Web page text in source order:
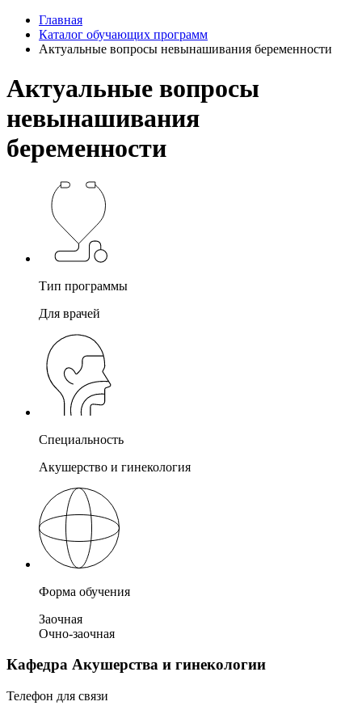
Главная
Каталог обучающих программ
Актуальные вопросы невынашивания беременности
Актуальные вопросы
невынашивания
беременности
Тип программы
Для врачей
Специальность
Акушерство и гинекология
Форма обучения
Заочная
Очно-заочная
Кафедра Акушерства и гинекологии
Телефон для связи